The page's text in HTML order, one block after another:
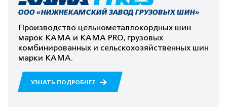
ООО «НИЖНЕКАМСКИЙ ЗАВОД ГРУЗОВЫХ ШИН»
Производство цельнометаллокордных шин
марок KAMA и KAMA PRO, грузовых
комбинированных и сельскохозяйственных шин
марки KAMA.
УЗНАТЬ ПОДРОБНЕЕ